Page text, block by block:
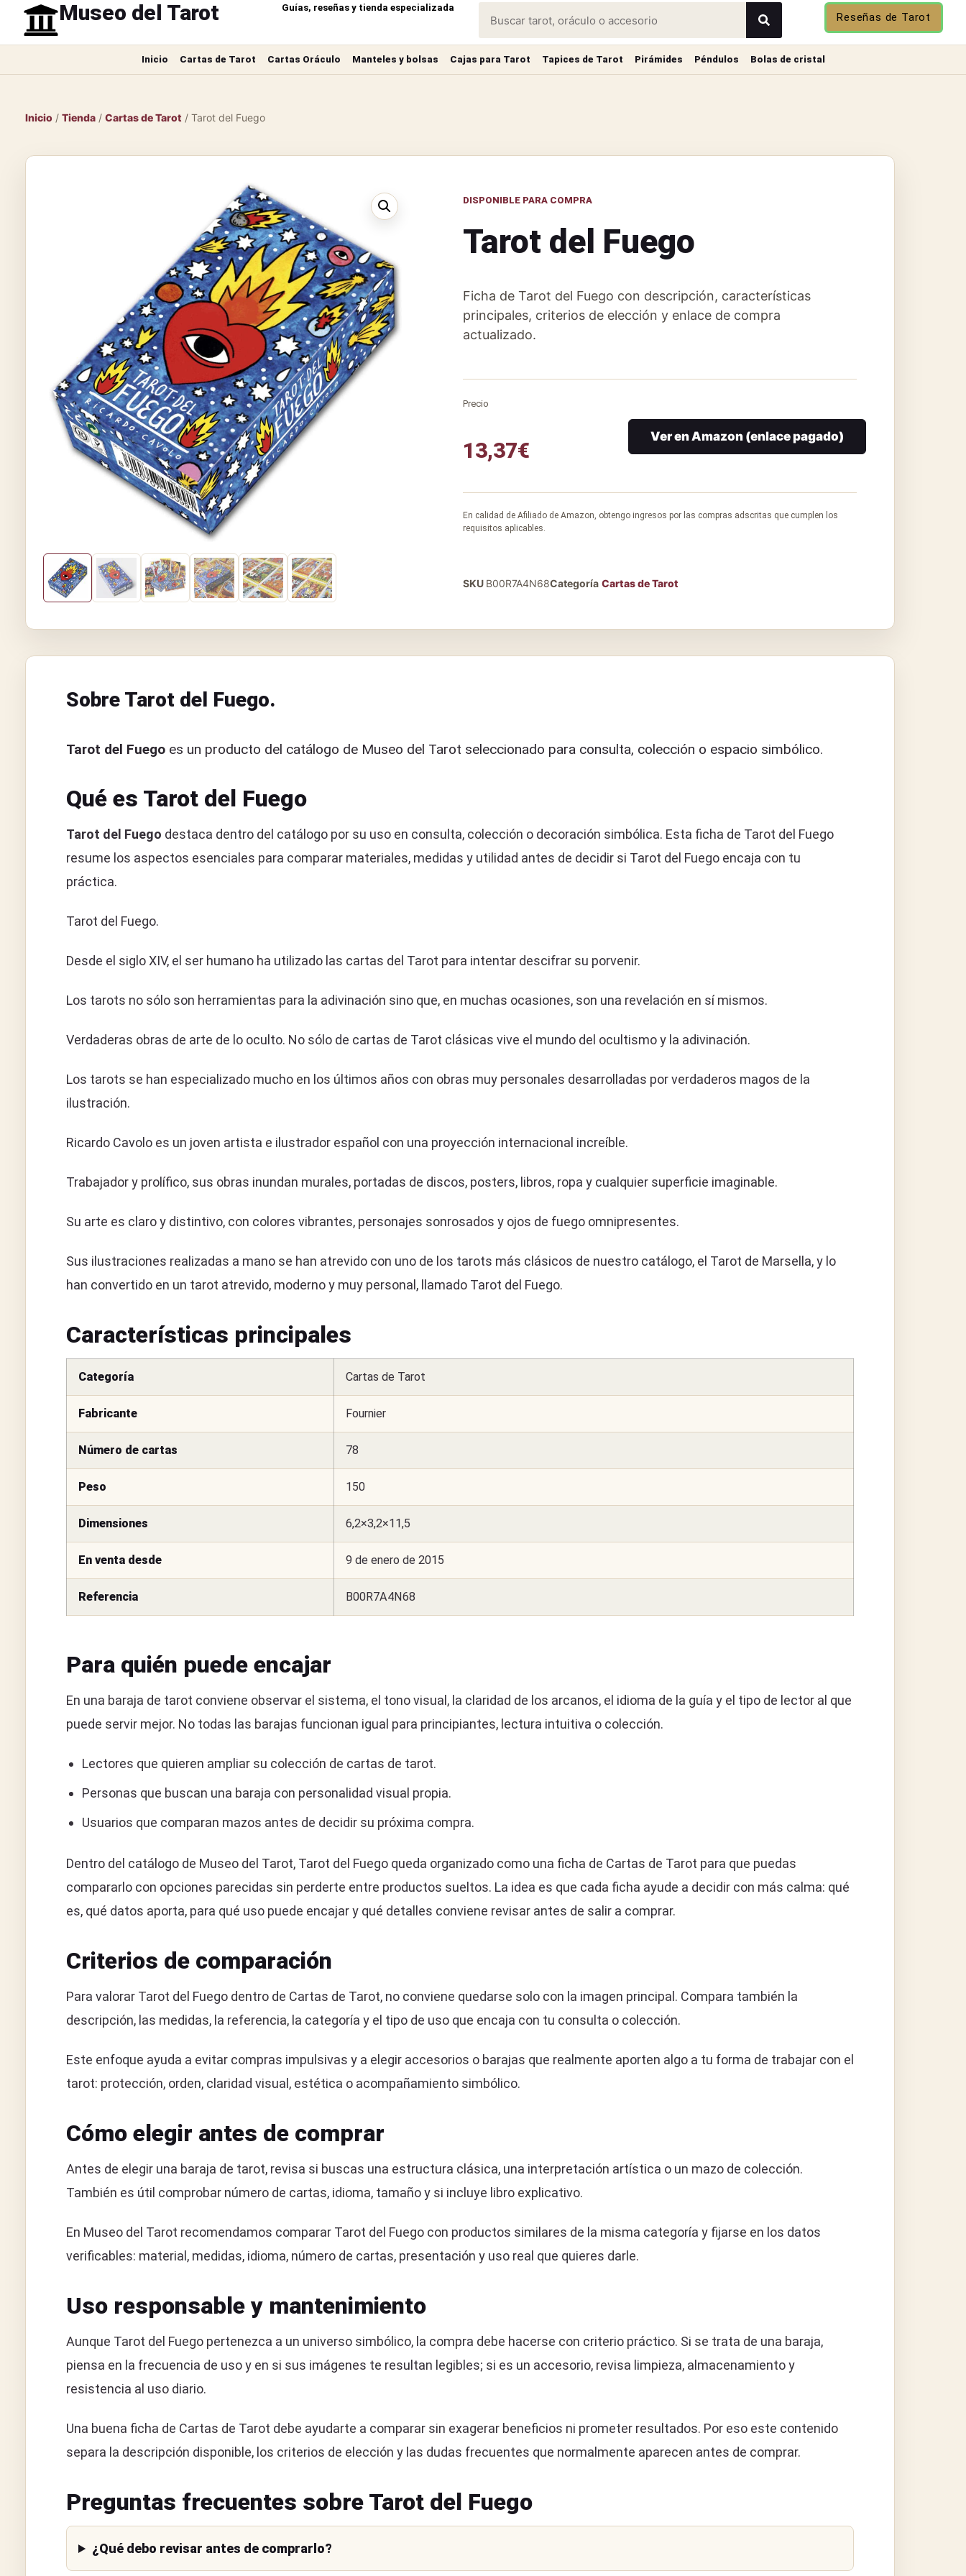
Museo del Tarot Guías, reseñas y tienda especializada
Reseñas de Tarot
Inicio Cartas de Tarot Cartas Oráculo Manteles y bolsas Cajas para Tarot Tapices de Tarot Pirámides Péndulos Bolas de cristal
Inicio / Tienda / Cartas de Tarot / Tarot del Fuego
DISPONIBLE PARA COMPRA
Tarot del Fuego
Ficha de Tarot del Fuego con descripción, características
principales, criterios de elección y enlace de compra
actualizado.
Precio
13,37€
Ver en Amazon (enlace pagado)
En calidad de Afiliado de Amazon, obtengo ingresos por las compras adscritas que cumplen los
requisitos aplicables.
SKU B00R7A4N68Categoría Cartas de Tarot
Sobre Tarot del Fuego.
Tarot del Fuego es un producto del catálogo de Museo del Tarot seleccionado para consulta, colección o espacio simbólico.
Qué es Tarot del Fuego
Tarot del Fuego destaca dentro del catálogo por su uso en consulta, colección o decoración simbólica. Esta ficha de Tarot del Fuego
resume los aspectos esenciales para comparar materiales, medidas y utilidad antes de decidir si Tarot del Fuego encaja con tu
práctica.
Tarot del Fuego.
Desde el siglo XIV, el ser humano ha utilizado las cartas del Tarot para intentar descifrar su porvenir.
Los tarots no sólo son herramientas para la adivinación sino que, en muchas ocasiones, son una revelación en sí mismos.
Verdaderas obras de arte de lo oculto. No sólo de cartas de Tarot clásicas vive el mundo del ocultismo y la adivinación.
Los tarots se han especializado mucho en los últimos años con obras muy personales desarrolladas por verdaderos magos de la
ilustración.
Ricardo Cavolo es un joven artista e ilustrador español con una proyección internacional increíble.
Trabajador y prolífico, sus obras inundan murales, portadas de discos, posters, libros, ropa y cualquier superficie imaginable.
Su arte es claro y distintivo, con colores vibrantes, personajes sonrosados y ojos de fuego omnipresentes.
Sus ilustraciones realizadas a mano se han atrevido con uno de los tarots más clásicos de nuestro catálogo, el Tarot de Marsella, y lo
han convertido en un tarot atrevido, moderno y muy personal, llamado Tarot del Fuego.
Características principales
Categoría Cartas de Tarot
Fabricante Fournier
Número de cartas 78
Peso 150
Dimensiones 6,2×3,2×11,5
En venta desde 9 de enero de 2015
Referencia B00R7A4N68
Para quién puede encajar
En una baraja de tarot conviene observar el sistema, el tono visual, la claridad de los arcanos, el idioma de la guía y el tipo de lector al que
puede servir mejor. No todas las barajas funcionan igual para principiantes, lectura intuitiva o colección.
Lectores que quieren ampliar su colección de cartas de tarot.
Personas que buscan una baraja con personalidad visual propia.
Usuarios que comparan mazos antes de decidir su próxima compra.
Dentro del catálogo de Museo del Tarot, Tarot del Fuego queda organizado como una ficha de Cartas de Tarot para que puedas
compararlo con opciones parecidas sin perderte entre productos sueltos. La idea es que cada ficha ayude a decidir con más calma: qué
es, qué datos aporta, para qué uso puede encajar y qué detalles conviene revisar antes de salir a comprar.
Criterios de comparación
Para valorar Tarot del Fuego dentro de Cartas de Tarot, no conviene quedarse solo con la imagen principal. Compara también la
descripción, las medidas, la referencia, la categoría y el tipo de uso que encaja con tu consulta o colección.
Este enfoque ayuda a evitar compras impulsivas y a elegir accesorios o barajas que realmente aporten algo a tu forma de trabajar con el
tarot: protección, orden, claridad visual, estética o acompañamiento simbólico.
Cómo elegir antes de comprar
Antes de elegir una baraja de tarot, revisa si buscas una estructura clásica, una interpretación artística o un mazo de colección.
También es útil comprobar número de cartas, idioma, tamaño y si incluye libro explicativo.
En Museo del Tarot recomendamos comparar Tarot del Fuego con productos similares de la misma categoría y fijarse en los datos
verificables: material, medidas, idioma, número de cartas, presentación y uso real que quieres darle.
Uso responsable y mantenimiento
Aunque Tarot del Fuego pertenezca a un universo simbólico, la compra debe hacerse con criterio práctico. Si se trata de una baraja,
piensa en la frecuencia de uso y en si sus imágenes te resultan legibles; si es un accesorio, revisa limpieza, almacenamiento y
resistencia al uso diario.
Una buena ficha de Cartas de Tarot debe ayudarte a comparar sin exagerar beneficios ni prometer resultados. Por eso este contenido
separa la descripción disponible, los criterios de elección y las dudas frecuentes que normalmente aparecen antes de comprar.
Preguntas frecuentes sobre Tarot del Fuego
¿Qué debo revisar antes de comprarlo?